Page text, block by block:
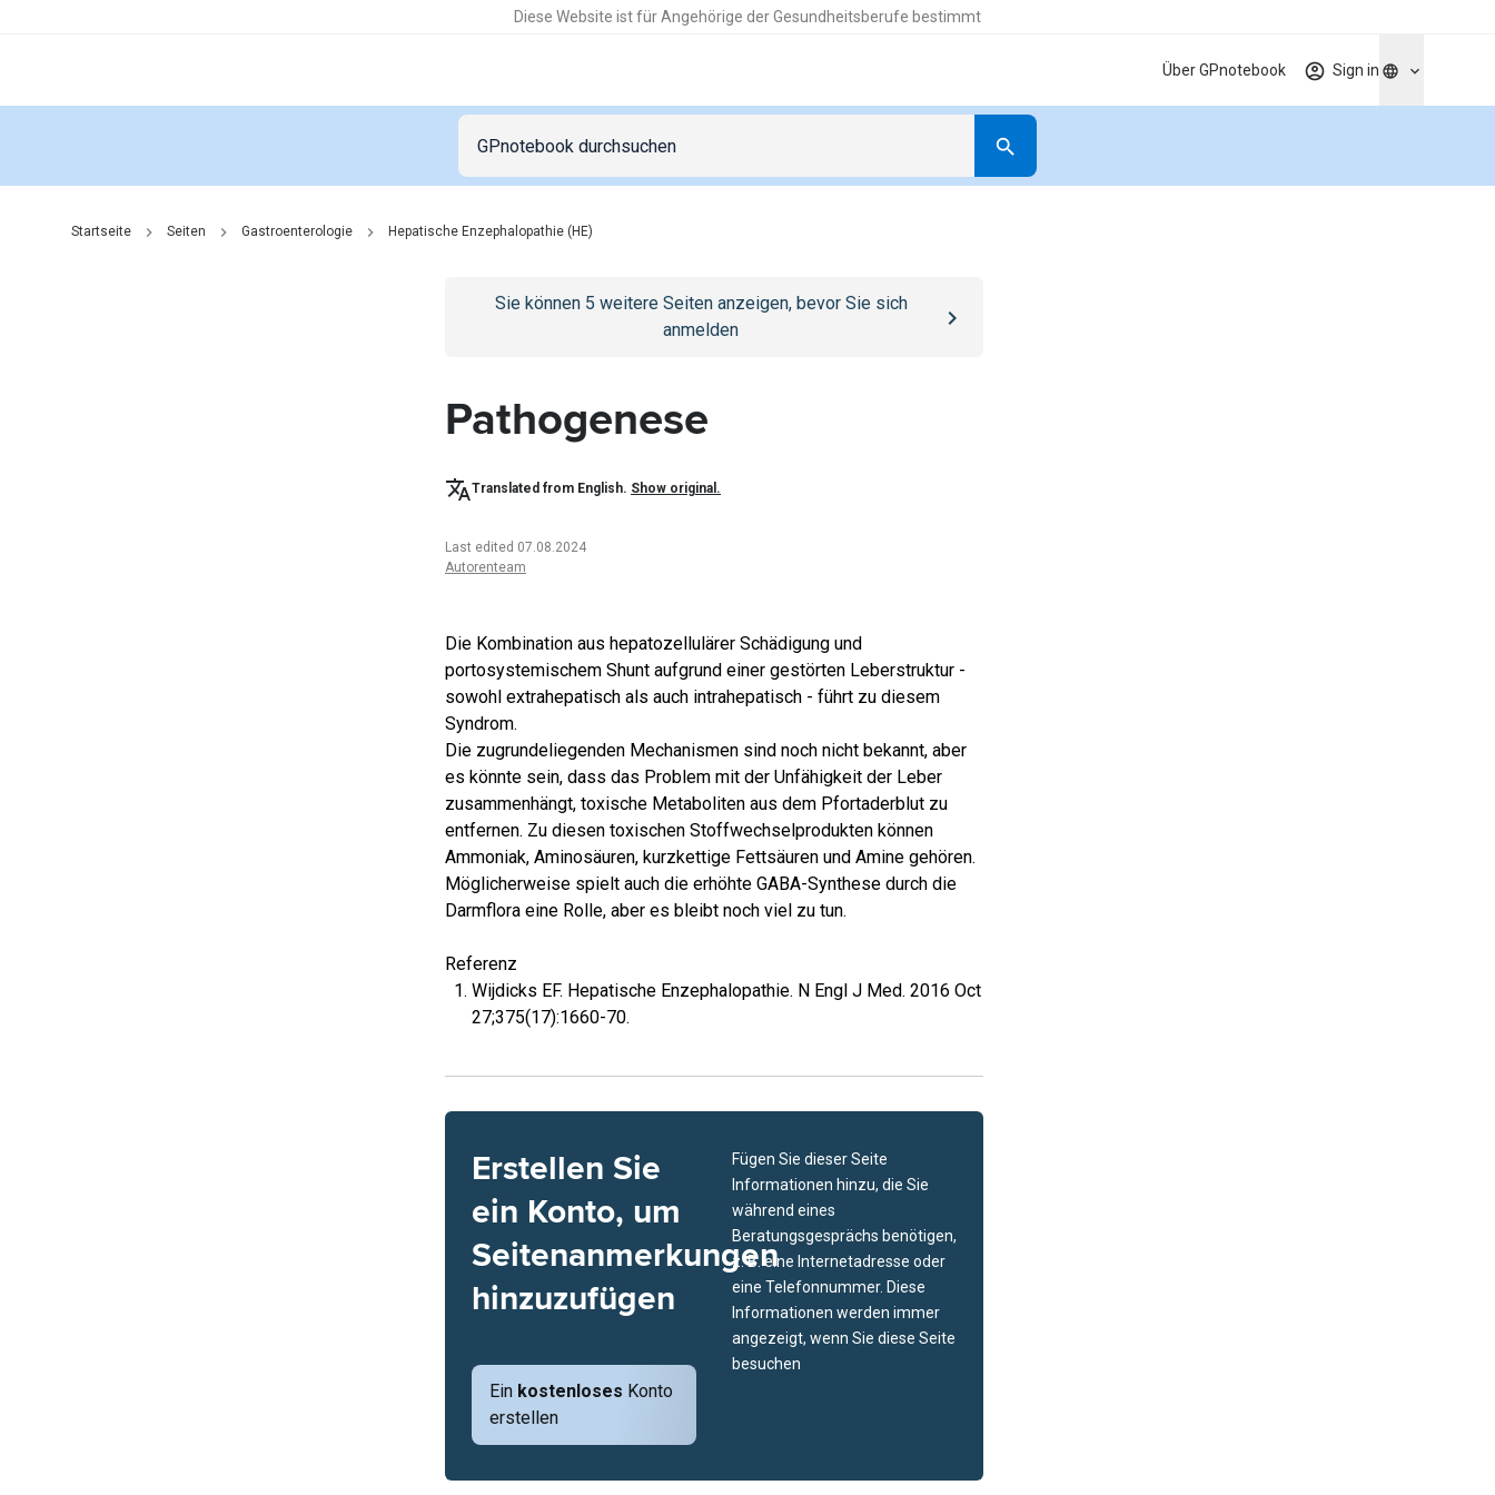
Diese Website ist für Angehörige der Gesundheitsberufe bestimmt
Über GPnotebook Sign in
Startseite Seiten Gastroenterologie Hepatische Enzephalopathie (HE)
Go to/anmeldenpage
Sie können 5 weitere Seiten anzeigen, bevor Sie sich
anmelden
Pathogenese
Translated from English. Show original.
Last edited 07.08.2024
Autorenteam
Die Kombination aus hepatozellulärer Schädigung und
portosystemischem Shunt aufgrund einer gestörten Leberstruktur -
sowohl extrahepatisch als auch intrahepatisch - führt zu diesem
Syndrom.
Die zugrundeliegenden Mechanismen sind noch nicht bekannt, aber
es könnte sein, dass das Problem mit der Unfähigkeit der Leber
zusammenhängt, toxische Metaboliten aus dem Pfortaderblut zu
entfernen. Zu diesen toxischen Stoffwechselprodukten können
Ammoniak, Aminosäuren, kurzkettige Fettsäuren und Amine gehören.
Möglicherweise spielt auch die erhöhte GABA-Synthese durch die
Darmflora eine Rolle, aber es bleibt noch viel zu tun.
Referenz
Wijdicks EF. Hepatische Enzephalopathie. N Engl J Med. 2016 Oct
27;375(17):1660-70.
Erstellen Sie
ein Konto, um
Seitenanmerkungen
hinzuzufügen
Ein kostenloses Konto
erstellen
Fügen Sie dieser Seite
Informationen hinzu, die Sie
während eines
Beratungsgesprächs benötigen,
z. B. eine Internetadresse oder
eine Telefonnummer. Diese
Informationen werden immer
angezeigt, wenn Sie diese Seite
besuchen